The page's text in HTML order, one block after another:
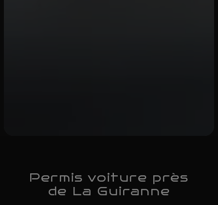
Permis voiture près
de La Guiranne